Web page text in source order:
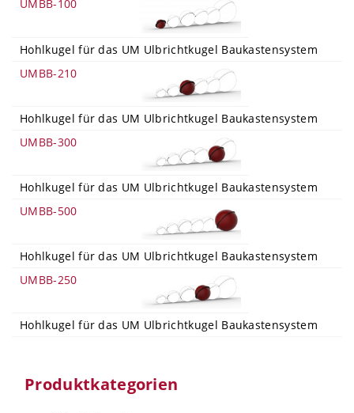
UMBB-100
Hohlkugel für das UM Ulbrichtkugel Baukastensystem
UMBB-210
Hohlkugel für das UM Ulbrichtkugel Baukastensystem
UMBB-300
Hohlkugel für das UM Ulbrichtkugel Baukastensystem
UMBB-500
Hohlkugel für das UM Ulbrichtkugel Baukastensystem
UMBB-250
Hohlkugel für das UM Ulbrichtkugel Baukastensystem
Produktkategorien